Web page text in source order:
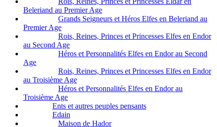
Beleriand au Premier Age
Grands Seigneurs et Héros Elfes en Beleriand au
Premier Age
Rois, Reines, Princes et Princesses Elfes en Endor
au Second Age
Héros et Personnalités Elfes en Endor au Second
Age
Rois, Reines, Princes et Princesses Elfes en Endor
au Troisième Age
Héros et Personnalités Elfes en Endor au
Troisième Age
Ents et autres peuples pensants
Edain
Maison de Hador